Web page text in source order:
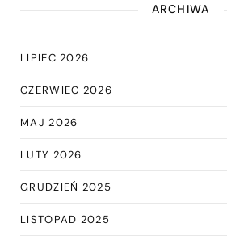
ARCHIWA
LIPIEC 2026
CZERWIEC 2026
MAJ 2026
LUTY 2026
GRUDZIEŃ 2025
LISTOPAD 2025